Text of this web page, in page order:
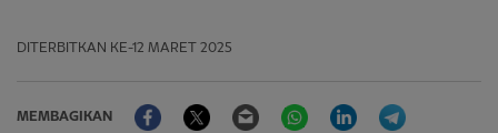
DITERBITKAN KE-12 MARET 2025
MEMBAGIKAN
FacebookTwitter Email WhatsAppLinkedIn